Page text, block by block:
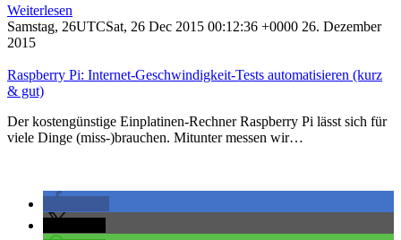
Weiterlesen
Samstag, 26UTCSat, 26 Dec 2015 00:12:36 +0000 26. Dezember
2015
Raspberry Pi: Internet-Geschwindigkeit-Tests automatisieren (kurz
& gut)
Der kostengünstige Einplatinen-Rechner Raspberry Pi lässt sich für
viele Dinge (miss-)brauchen. Mitunter messen wir…